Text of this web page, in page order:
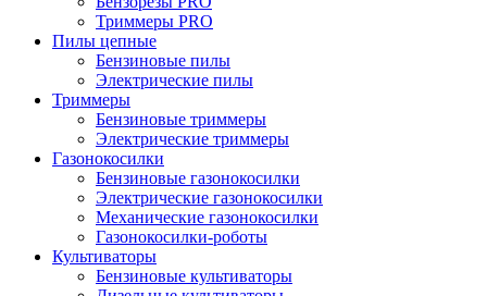
Триммеры PRO
Пилы цепные
Бензиновые пилы
Электрические пилы
Триммеры
Бензиновые триммеры
Электрические триммеры
Газонокосилки
Бензиновые газонокосилки
Электрические газонокосилки
Механические газонокосилки
Газонокосилки-роботы
Культиваторы
Бензиновые культиваторы